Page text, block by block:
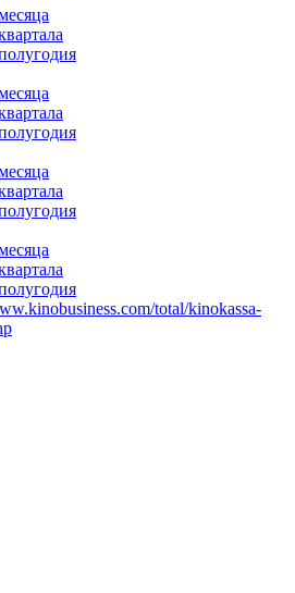
total/kinokassa-